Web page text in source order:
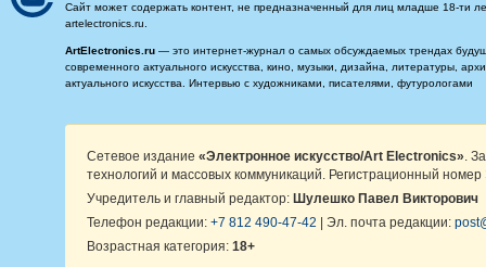
Сайт может содержать контент, не предназначенный для лиц младше 18-ти
artelectronics.ru.
ArtElectronics.ru — это интернет-журнал о самых обсуждаемых трендах
современного актуального искусства, кино, музыки, дизайна, литературы,
актуального искусства. Интервью с художниками, писателями, футурологами
Сетевое издание «Электронное искусство/Art Electronics» .
технологий и массовых коммуникаций. Регистрационный
Учредитель и главный редактор: Шулешко Павел Викторович
Телефон редакции: +7 812 490-47-42 | Эл. почта редакции:
Возрастная категория: 18+